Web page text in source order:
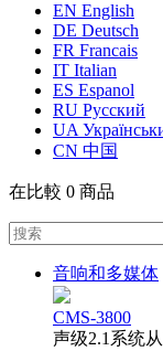
EN English
DE Deutsch
FR Francais
IT Italian
ES Espanol
RU Русский
UA
CN 中国
在比較 0 商品
音响和多媒体
CMS-3800
声级2.1系统从